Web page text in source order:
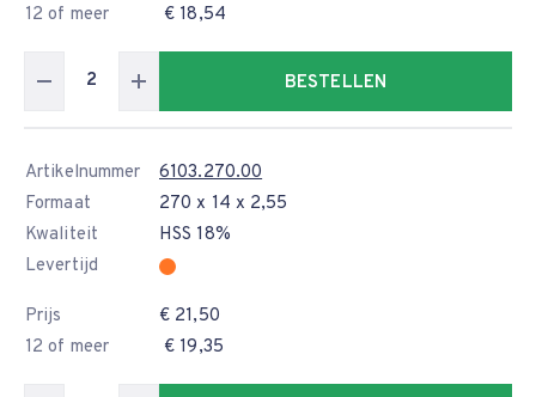
12 of meer
€ 18,54
BESTELLEN
Artikelnummer
6103.270.00
Formaat
270 x 14 x 2,55
Kwaliteit
HSS 18%
Levertijd
Prijs
€ 21,50
12 of meer
€ 19,35